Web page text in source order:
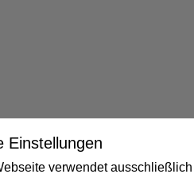
Einstellungen
verwendet